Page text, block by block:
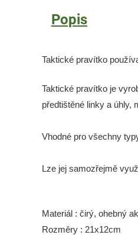
Popis
Taktické pravítko
Taktické pravítko je
předtištěné linky a úhly,
Vhodné pro všechny
Lze jej samozřejmě
Materiál : čirý, ohebný
Rozměry : 21x12cm